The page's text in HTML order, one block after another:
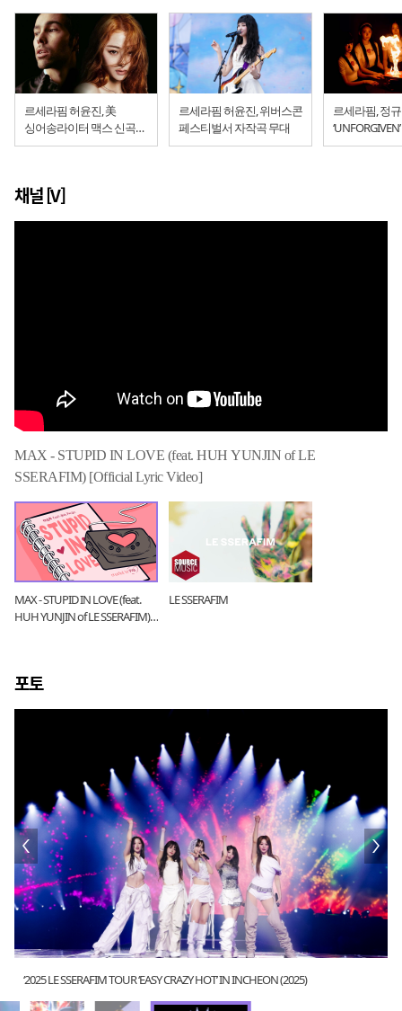
르세라핌 허윤진, 美
싱어송라이터 맥스 신곡
피처링·작사 참여
르세라핌 허윤진, 위버스콘
페스티벌서 자작곡 무대
르세라핌, 정
‘UNFORGIVEN’ "소녀들의
연대"
채널 [V]
MAX - STUPID IN LOVE (feat. HUH YUNJIN of LE
SSERAFIM) [Official Lyric Video]
MAX - STUPID IN LOVE (feat.
HUH YUNJIN of LE SSERAFIM)
LE SSERAFIM
포토
‘2025 LE SSERAFIM TOUR ‘EASY CRAZY HOT’ IN INCHEON (2025)